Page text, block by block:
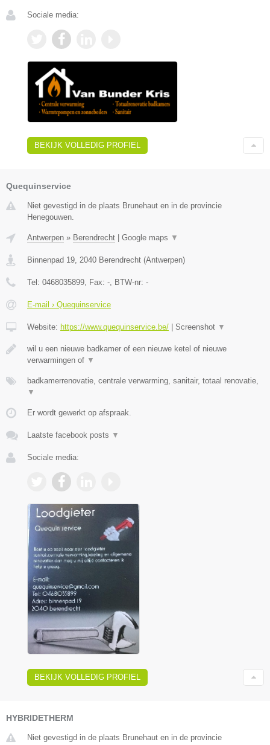
Sociale media:
BEKIJK VOLLEDIG PROFIEL
Quequinservice
Niet gevestigd in de plaats Brunehaut en in de provincie
Henegouwen.
Antwerpen » Berendrecht Google maps ▼
Binnenpad 19, 2040 Berendrecht (Antwerpen)
Tel: 0468035899, Fax: -, BTW-nr: -
E-mail › Quequinservice
Website: https://www.quequinservice.be/ Screenshot ▼
wil u een nieuwe badkamer of een nieuwe ketel of nieuwe
verwarmingen of ▼
badkamerrenovatie, centrale verwarming, sanitair, totaal renovatie,
▼
Er wordt gewerkt op afspraak.
Laatste facebook posts ▼
Sociale media:
BEKIJK VOLLEDIG PROFIEL
HYBRIDETHERM
Niet gevestigd in de plaats Brunehaut en in de provincie